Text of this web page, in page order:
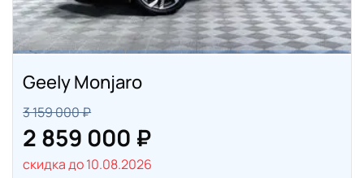
Geely Monjaro
3 159 000 ₽
2 859 000 ₽
скидка до 10.08.2026